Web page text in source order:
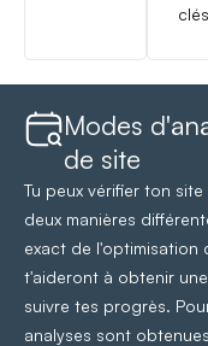
clés
Modes
de site
Tu peux vérifier ton
deux manières
exact de l'optimisation
t'aideront à obtenir
suivre tes progrès.
analyses sont